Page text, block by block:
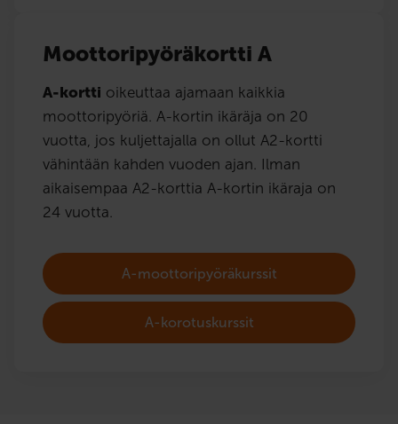
Moottoripyöräkortti A
A-kortti oikeuttaa ajamaan kaikkia
moottoripyöriä. A-kortin ikäräja on 20
vuotta, jos kuljettajalla on ollut A2-kortti
vähintään kahden vuoden ajan. Ilman
aikaisempaa A2-korttia A-kortin ikäraja on
24 vuotta.
A-moottoripyöräkurssit
A-korotuskurssit